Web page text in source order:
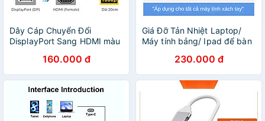
Dây Cáp Chuyển Đổi
DisplayPort Sang HDMI màu
Hàng Nhập Khẩu - Giao Mẫu
Ngẫu Nhiên
160.000 đ
Giá Đỡ Tản Nhiệt Laptop/
Máy tính bảng/ Ipad để bàn
cao cấp nhất (Giao màu
ngẫu nhiên) Hút Gió Tương
Thích Với Mọi Loại Laptop
Đế Nhôm Gập Dành Cho
Macbook Gấp Gọn Tiện
Dụng - Hàng Nhập Khẩu
230.000 đ